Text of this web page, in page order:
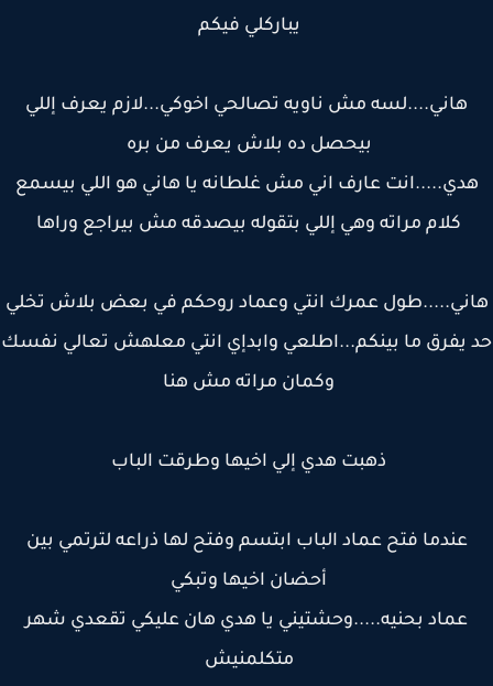
يباركلي فيكم
هاني....لسه مش ناويه تصالحي اخوكي...لازم يعرف إللي
بيحصل ده بلاش يعرف من بره
عارف اني مش غلطانه يا هاني هو اللي بيسمع
كلام مراته وهي إللي بتقوله بيصدقه مش بيراجع وراها
عمرك انتي وعماد روحكم في بعض بلاش تخلي
يفرق ما بينكم...اطلعي وابدإي انتي معلهش تعالي نفسك
وكمان مراته مش هنا
ذهبت هدي إلي اخيها وطرقت الباب
عندما فتح عماد الباب ابتسم وفتح لها ذراعه لترتمي بين
أحضان اخيها وتبكي
عماد بحنيه.....وحشتيني يا هدي هان عليكي تقعدي شهر
متكلمنيش